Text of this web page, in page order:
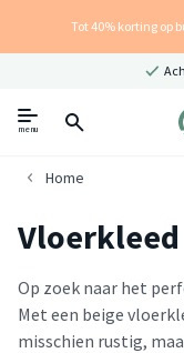
Tot 40% korting op
menu
Home
Op zoek naar het
Met een beige
misschien rustig,